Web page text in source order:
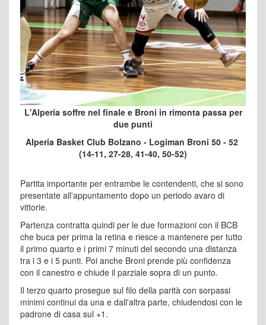
L'Alperia soffre nel finale e Broni in rimonta passa per
due punti
Alperia Basket Club Bolzano - Logiman Broni 50 - 52
(14-11, 27-28, 41-40, 50-52)
Partita importante per entrambe le contendenti, che si sono
presentate all'appuntamento dopo un periodo avaro di
vittorie.
Partenza contratta quindi per le due formazioni con il BCB
che buca per prima la retina e riesce a mantenere per tutto
il primo quarto e i primi 7 minuti del secondo una distanza
tra i 3 e i 5 punti. Poi anche Broni prende più confidenza
con il canestro e chiude il parziale sopra di un punto.
Il terzo quarto prosegue sul filo della parità con sorpassi
minimi continui da una e dall'altra parte, chiudendosi con le
padrone di casa sul +1.